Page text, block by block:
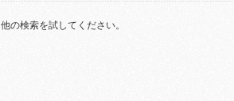
他の検索を試してください。